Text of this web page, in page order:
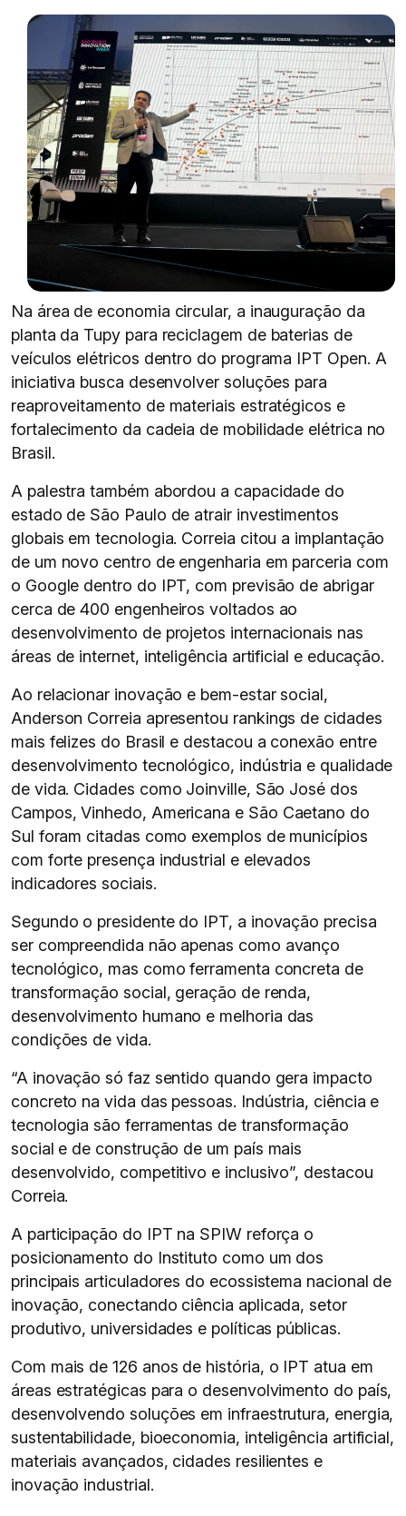
Na área de economia circular, a inauguração da
planta da Tupy para reciclagem de baterias de
veículos elétricos dentro do programa IPT Open. A
iniciativa busca desenvolver soluções para
reaproveitamento de materiais estratégicos e
fortalecimento da cadeia de mobilidade elétrica no
Brasil.
A palestra também abordou a capacidade do
estado de São Paulo de atrair investimentos
globais em tecnologia. Correia citou a implantação
de um novo centro de engenharia em parceria com
o Google dentro do IPT, com previsão de abrigar
cerca de 400 engenheiros voltados ao
desenvolvimento de projetos internacionais nas
áreas de internet, inteligência artificial e educação.
Ao relacionar inovação e bem-estar social,
Anderson Correia apresentou rankings de cidades
mais felizes do Brasil e destacou a conexão entre
desenvolvimento tecnológico, indústria e qualidade
de vida. Cidades como Joinville, São José dos
Campos, Vinhedo, Americana e São Caetano do
Sul foram citadas como exemplos de municípios
com forte presença industrial e elevados
indicadores sociais.
Segundo o presidente do IPT, a inovação precisa
ser compreendida não apenas como avanço
tecnológico, mas como ferramenta concreta de
transformação social, geração de renda,
desenvolvimento humano e melhoria das
condições de vida.
“A inovação só faz sentido quando gera impacto
concreto na vida das pessoas. Indústria, ciência e
tecnologia são ferramentas de transformação
social e de construção de um país mais
desenvolvido, competitivo e inclusivo”, destacou
Correia.
A participação do IPT na SPIW reforça o
posicionamento do Instituto como um dos
principais articuladores do ecossistema nacional de
inovação, conectando ciência aplicada, setor
produtivo, universidades e políticas públicas.
Com mais de 126 anos de história, o IPT atua em
áreas estratégicas para o desenvolvimento do país,
desenvolvendo soluções em infraestrutura, energia,
sustentabilidade, bioeconomia, inteligência artificial,
materiais avançados, cidades resilientes e
inovação industrial.